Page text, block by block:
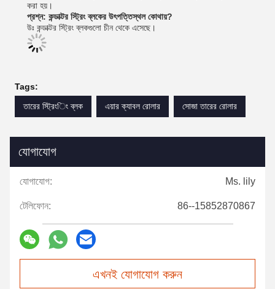
করা হয়।
প্রশ্ন: কন্ডাক্টর স্ট্রিং ব্লকের উৎপত্তিস্থল কোথায়?
উঃ কন্ডাক্টর স্ট্রিং ব্লকগুলো চীন থেকে এসেছে।
Tags:
তারের স্ট্রিংিং ব্লক
এয়ার ক্যাবল রোলার সোজা তারের রোলার
যোগাযোগ
যোগাযোগ: Ms. lily
টেলিফোন: 86--15852870867
এখনই যোগাযোগ করুন